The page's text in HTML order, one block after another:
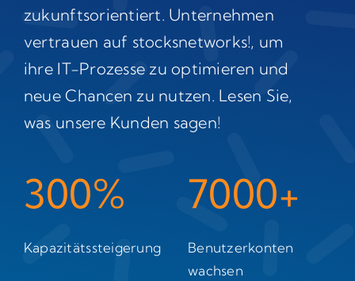
zukunftsorientiert. Unternehmen
vertrauen auf stocksnetworks!, um
ihre IT-Prozesse zu optimieren und
neue Chancen zu nutzen. Lesen Sie,
was unsere Kunden sagen!
300%
Kapazitätssteigerung
7000+
Benutzerkonten
wachsen